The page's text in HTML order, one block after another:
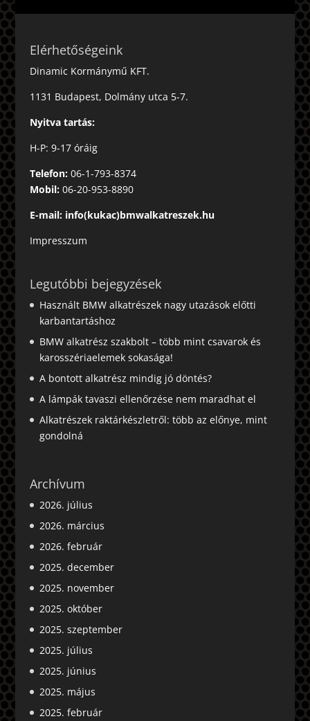
Elérhetőségeink
Dinamic Kormánymű KFT.
1131 Budapest, Dolmány utca 5-7.
Nyitva tartás:
H-P: 9-17 óráig
Telefon:06-1-793-8374
Mobil:06-20-953-8890
E-mail: info(kukac)bmwalkatreszek.hu
Impresszum
Legutóbbi bejegyzések
Használt BMW alkatrészek nagy utazások előtti
karbantartáshoz
BMW alkatrész szakbolt – több mint csavarok és
karosszériaelemek sokasága!
A bontott alkatrész mindig jó döntés?
A lámpák tavaszi ellenőrzése nem maradhat el
Alkatrészek raktárkészletről: több az előnye, mint
gondolná
Archívum
2026. július
2026. március
2026. február
2025. december
2025. november
2025. október
2025. szeptember
2025. július
2025. június
2025. május
2025. február